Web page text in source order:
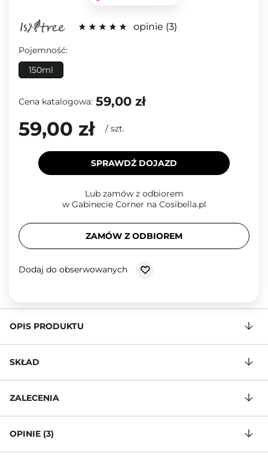
opinie 3
Pojemność:
150ml
Cena katalogowa: 59,00 zł
59,00 zł / szt.
SPRAWDŹ DOJAZD
Lub zamów z odbiorem
w Gabinecie Corner na Cosibella.pl
ZAMÓW Z ODBIOREM
Dodaj do obserwowanych
OPIS PRODUKTU
SKŁAD
ZALECENIA
OPINIE (3)